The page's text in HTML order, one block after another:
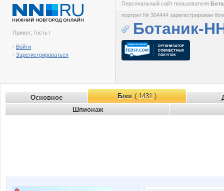
Привет, Гость !
- Войти
- Зарегистрироваться
Персональный сайт пользователя
портрет № 304444 зарегистрирован
Ботаник-
Основное Блог( 1431 )
Шпионаж